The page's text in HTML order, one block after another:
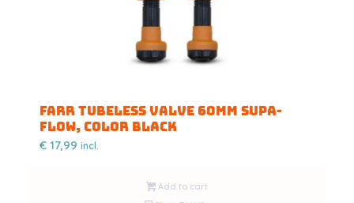
FARR TUBELESS VALVE 60MM SUPA-
FLOW, COLOR BLACK
€17,99 incl.
Add to cart